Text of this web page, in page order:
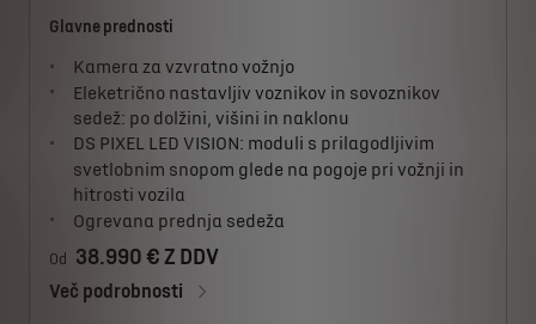
Glavne prednosti
Kamera za vzvratno vožnjo
Eleketrično nastavljiv voznikov in sovoznikov
sedež: po dolžini, višini in naklonu
DS PIXEL LED VISION: moduli s prilagodljivim
svetlobnim snopom glede na pogoje pri vožnji in
hitrosti vozila
Ogrevana prednja sedeža
Od 38.990 € Z DDV
Več podrobnosti